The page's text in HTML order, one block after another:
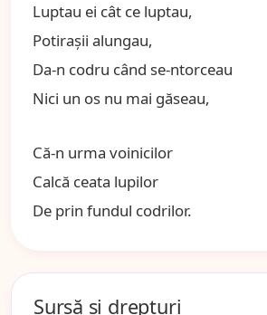
Luptau ei cât ce luptau,
Potiraşii alungau,
Da-n codru când se-ntorceau
Nici un os nu mai găseau,
Că-n urma voinicilor
Calcă ceata lupilor
De prin fundul codrilor.
Sursă și drepturi